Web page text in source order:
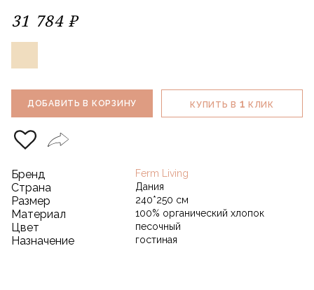
31 784 ₽
ДОБАВИТЬ В КОРЗИНУ КУПИТЬ В 1 КЛИК
Бренд Ferm Living
Страна Дания
Размер 240*250 см
Материал 100% органический хлопок
Цвет песочный
Назначение гостиная